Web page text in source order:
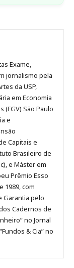
Exame,
jornalismo pela
da USP,
em Economia
(FGV) São Paulo
e
Capitais e
Brasileiro de
e Máster em
Prêmio Esso
1989, com
Garantia pelo
Cadernos de
no Jornal
& Cia” no